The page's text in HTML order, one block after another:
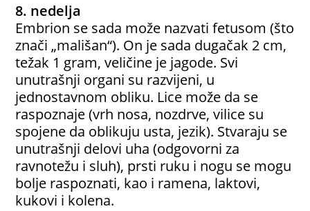
8. nedelja
Embrion se sada može nazvati fetusom (što
znači „mališan“). On je sada dugačak 2 cm,
težak 1 gram, veličine je jagode. Svi
unutrašnji organi su razvijeni, u
jednostavnom obliku. Lice može da se
raspoznaje (vrh nosa, nozdrve, vilice su
spojene da oblikuju usta, jezik). Stvaraju se
unutrašnji delovi uha (odgovorni za
ravnotežu i sluh), prsti ruku i nogu se mogu
bolje raspoznati, kao i ramena, laktovi,
kukovi i kolena.